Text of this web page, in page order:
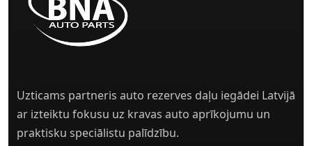
Uzticams partneris auto rezerves daļu iegādei Latvijā
ar izteiktu fokusu uz kravas auto aprīkojumu un
praktisku speciālistu palīdzību.